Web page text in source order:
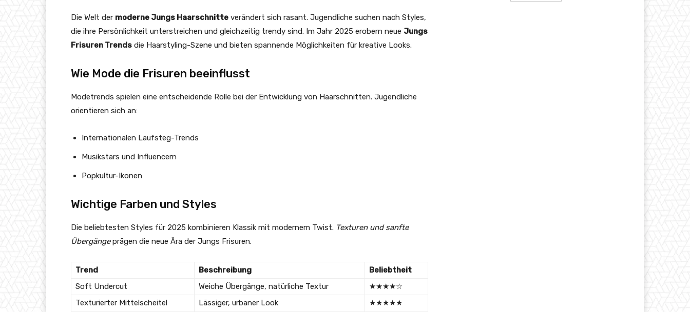
Die Welt der moderne Jungs Haarschnitte verändert sich rasant. Jugendliche suchen nach Styles,
die ihre Persönlichkeit unterstreichen und gleichzeitig trendy sind. Im Jahr 2025 erobern neue Jungs
Frisuren Trends die Haarstyling-Szene und bieten spannende Möglichkeiten für kreative Looks.
Wie Mode die Frisuren beeinflusst
Modetrends spielen eine entscheidende Rolle bei der Entwicklung von Haarschnitten. Jugendliche
orientieren sich an:
Internationalen Laufsteg-Trends
Musikstars und Influencern
Popkultur-Ikonen
Wichtige Farben und Styles
Die beliebtesten Styles für 2025 kombinieren Klassik mit modernem Twist. Texturen und sanfte
Übergängeprägen die neue Ära der Jungs Frisuren.
Trend Beschreibung
Beliebtheit
Soft Undercut
Weiche Übergänge, natürliche Textur
★★★★☆
Texturierter Mittelscheitel
Lässiger, urbaner Look
★★★★★